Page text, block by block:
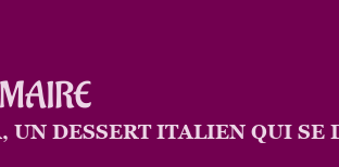
UN DESSERT ITALIEN QUI SE